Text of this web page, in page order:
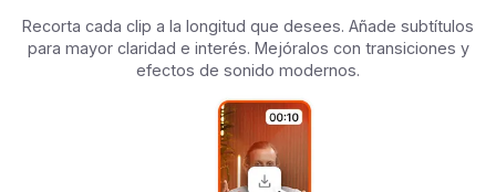
Recorta cada clip a la longitud que desees. Añade subtítulos
para mayor claridad e interés. Mejóralos con transiciones y
efectos de sonido modernos.